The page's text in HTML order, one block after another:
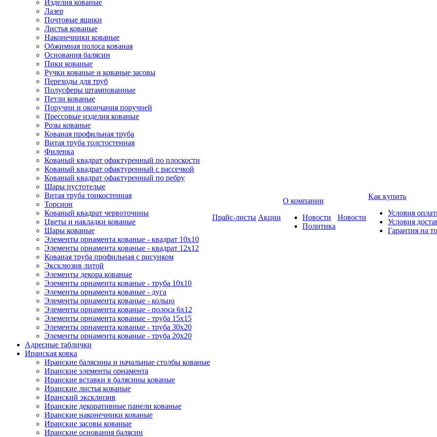
Изделия кованые
Лазер
Почтовые ящики
Листья кованые
Наконечники кованые
Обжимная полоса кованая
Основания балясин
Пики кованые
Ручки кованые и кованые засовы
Переходы для труб
Полусферы штампованные
Петли кованые
Поручни и окончания поручней
Прессовые изделия кованые
Розы кованые
Кованая профильная труба
Витая труба толстостенная
Филенка
Кованый квадрат офактуренный по плоскости
Кованый квадрат офактуренный с рассечкой
Кованый квадрат офактуренный по ребру
Шары пустотелые
Витая труба тонкостенная
Торсион
Кованый квадрат червоточины
Цветы и накладки кованые
Шары кованые
Элементы орнамента кованые - квадрат 10х10
Элементы орнамента кованые - квадрат 12х12
Кованая труба профильная с рисунком
Эксклюзив литой
Элементы декора кованые
Элементы орнамента кованые - труба 10х10
Элементы орнамента кованые - дуга
Элементы орнамента кованые - кольцо
Элементы орнамента кованые - полоса 6х12
Элементы орнамента кованые - труба 15х15
Элементы орнамента кованые - труба 30х20
Элементы орнамента кованые - труба 20х20
Адресные таблички
Иранская ковка
Иранские балясины и начальные столбы кованые
Иранские элементы орнамента
Иранские вставки в балясины кованые
Иранские листья кованые
Иранский эксклюзив
Иранские декоративные панели кованые
Иранские наконечники кованые
Иранские засовы кованые
Иранские основания балясин
Прайс-листы Акции
О компании
Новости
Политика
Новости
Как купить
Условия
Условия
Гарантия на